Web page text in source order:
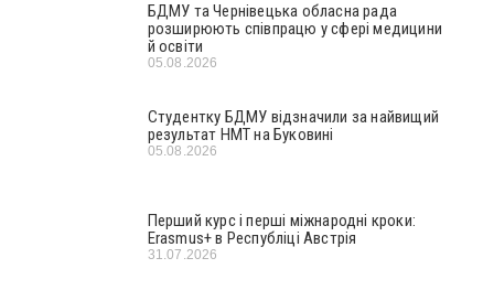
БДМУ та Чернівецька обласна рада
розширюють співпрацю у сфері медицини
й освіти
05.08.2026
Студентку БДМУ відзначили за найвищий
результат НМТ на Буковині
05.08.2026
Перший курс і перші міжнародні кроки:
Erasmus+ в Республіці Австрія
31.07.2026